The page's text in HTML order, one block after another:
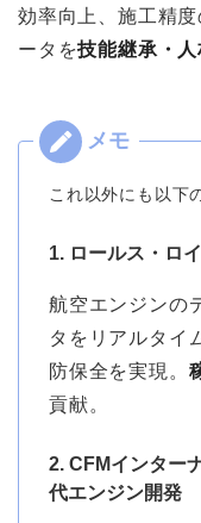
効率向上、施工精
ータを技能継承・
これ以外にも以下
1. ロールス・ロ
航空エンジンの
タをリアルタイ
防保全を実現。
貢献。
2. CFMインター
代エンジン開発